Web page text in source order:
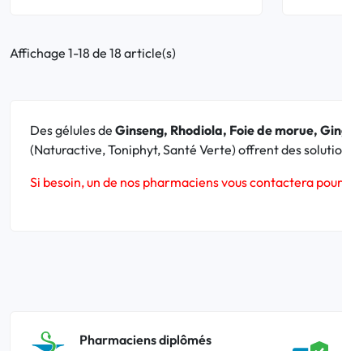
Affichage 1-18 de 18 article(s)
Des gélules de Ginseng, Rhodiola, Foie de morue,
(Naturactive, Toniphyt, Santé Verte) offrent des
Si besoin, un de nos pharmaciens vous contactera
Pharmaciens diplômés